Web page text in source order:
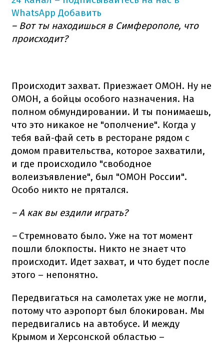
WhatsApp Добавить
– Вот ты находишься в Симферополе, что
происходит?
Происходит захват. Приезжает ОМОН. Ну не
ОМОН, а бойцы особого назначения. На
полном обмундировании. И ты понимаешь,
что это никакое не "ополчение". Когда у
тебя вай-фай сеть в ресторане рядом с
домом правительства, которое захватили,
и где происходило "свободное
волеизъявление", был "ОМОН России".
Особо никто не прятался.
– А как вы ездили играть?
–Стремновато было. Уже на тот момент
пошли блокпосты. Никто не знает что
происходит. Идет захват, и что будет после
этого – непонятно.
Передвигаться на самолетах уже не могли,
потому что аэропорт был блокирован. Мы
передвигались на автобусе. И между
Крымом и Херсонской областью –